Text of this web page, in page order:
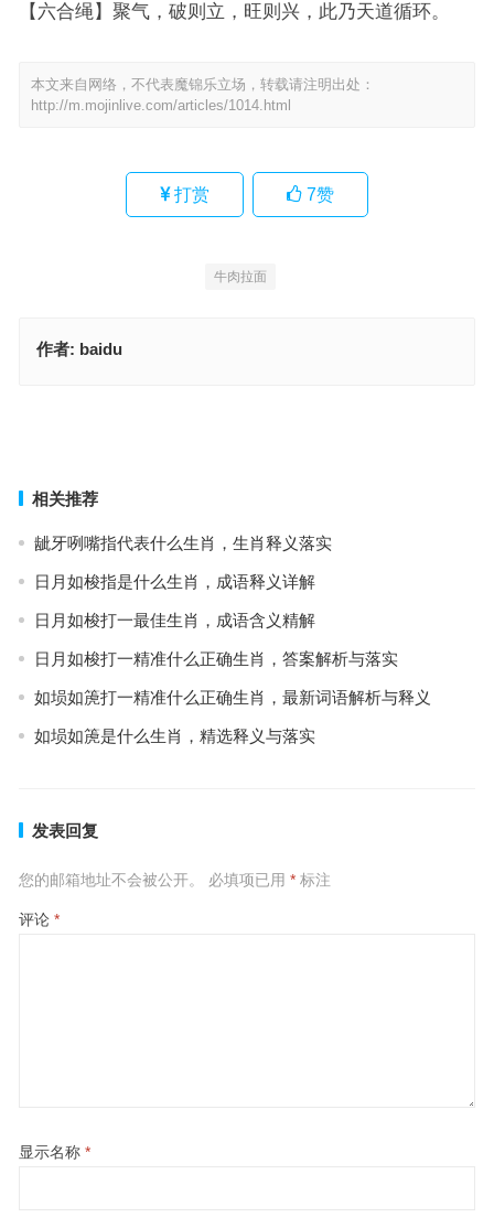
【六合绳】聚气，破则立，旺则兴，此乃天道循环。
本文来自网络，不代表魔锦乐立场，转载请注明出处：
http://m.mojinlive.com/articles/1014.html
打赏 7赞
牛肉拉面
作者: baidu
相关推荐
龇牙咧嘴指代表什么生肖，生肖释义落实
日月如梭指是什么生肖，成语释义详解
日月如梭打一最佳生肖，成语含义精解
日月如梭打一精准什么正确生肖，答案解析与落实
如埙如箎打一精准什么正确生肖，最新词语解析与释义
如埙如箎是什么生肖，精选释义与落实
发表回复
您的邮箱地址不会被公开。 必填项已用 *标注
评论 *
显示名称 *